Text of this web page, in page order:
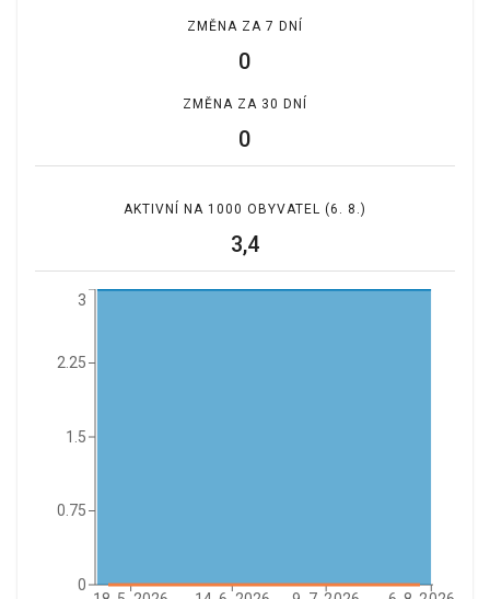
ZMĚNA ZA 7 DNÍ
0
ZMĚNA ZA 30 DNÍ
0
AKTIVNÍ NA 1000 OBYVATEL (6. 8.)
3,4
0
0.75
1.5
2.25
3